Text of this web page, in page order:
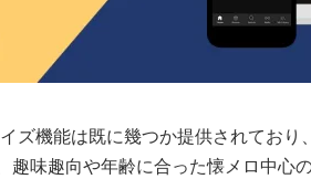
ズ機能は既に幾つか提供されてお
趣味趣向や年齢に合った懐メロ中心